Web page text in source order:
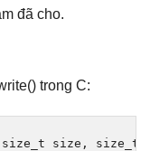
đã cho.
trong C:
size_t size , size_t